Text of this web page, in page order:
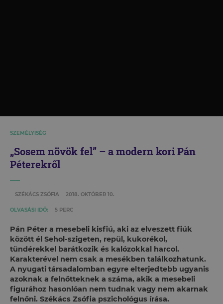
SZEMÉLYISÉG
„Sosem növök fel” – a modern kori Pán
Péterekről
SZÉKÁCS ZSÓFIA 2018. OKTÓBER 10.
OLVASÁSI IDŐ: 5 PERC
Pán Péter a mesebeli kisfiú, aki az elveszett fiúk
között él Sehol-szigeten, repül, kukorékol,
tündérekkel barátkozik és kalózokkal harcol.
Karakterével nem csak a mesékben találkozhatunk.
A nyugati társadalomban egyre elterjedtebb ugyanis
azoknak a felnőtteknek a száma, akik a mesebeli
figurához hasonlóan nem tudnak vagy nem akarnak
felnőni. Székács Zsófia pszichológus írása.